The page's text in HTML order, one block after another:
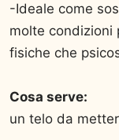
-Ideale come
molte condizioni
fisiche che
Cosa serve:
un telo da